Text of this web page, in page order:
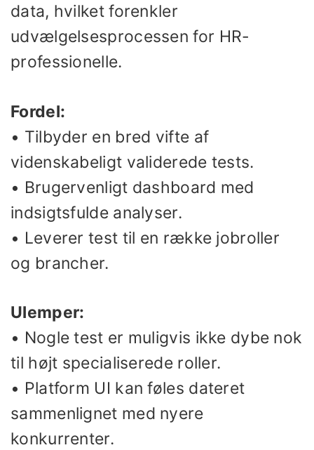
data, hvilket forenkler
udvælgelsesprocessen for HR-
professionelle.
Fordel:
• Tilbyder en bred vifte af
videnskabeligt validerede tests.
• Brugervenligt dashboard med
indsigtsfulde analyser.
• Leverer test til en række jobroller
og brancher.
Ulemper:
• Nogle test er muligvis ikke dybe nok
til højt specialiserede roller.
• Platform UI kan føles dateret
sammenlignet med nyere
konkurrenter.